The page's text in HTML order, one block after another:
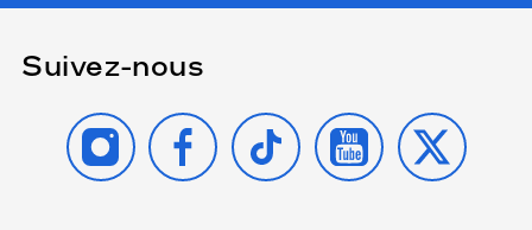
Suivez-nous
INSTAGRAMFACEBOOK
TIKTOK YOUTUBE
X